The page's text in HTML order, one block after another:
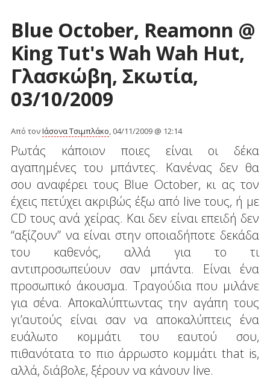
Blue October, Reamonn @
King Tut's Wah Wah Hut,
Γλασκώβη, Σκωτία,
03/10/2009
Από τονΙάσονα Τσιμπλάκο, 04/11/2009 @ 12:14
Ρωτάς κάποιον ποιες είναι οι δέκα
αγαπημένες του μπάντες. Κανένας δεν θα
σου αναφέρει τους Blue October, κι ας τον
έχεις πετύχει ακριβώς έξω από live τους, ή με
CD τους ανά χείρας. Και δεν είναι επειδή δεν
“αξίζουν” να είναι στην οποιαδήποτε δεκάδα
του καθενός, αλλά για το τι
αντιπροσωπεύουν σαν μπάντα. Είναι ένα
προσωπικό άκουσμα. Τραγούδια που μιλάνε
για σένα. Αποκαλύπτωντας την αγάπη τους
γι’αυτούς είναι σαν να αποκαλύπτεις ένα
ευάλωτο κομμάτι του εαυτού σου,
πιθανότατα το πιο άρρωστο κομμάτι that is,
αλλά, διάβολε, ξέρουν να κάνουν live.